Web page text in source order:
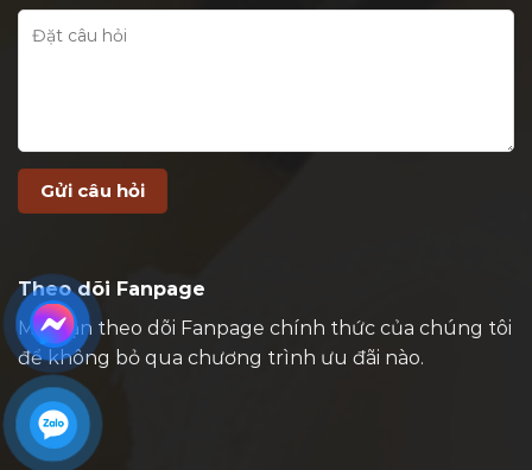
Theo dõi Fanpage
Mời bạn theo dõi Fanpage chính thức của chúng tôi
để không bỏ qua chương trình ưu đãi nào.